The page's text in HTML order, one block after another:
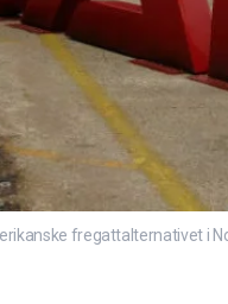
fregattalternativet i